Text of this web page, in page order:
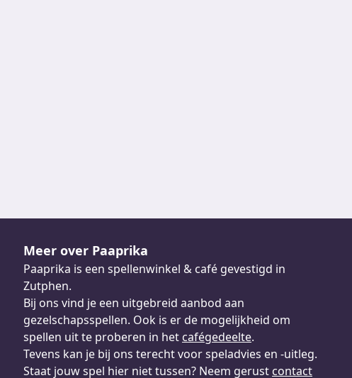
Meer over Paaprika
Paaprika is een spellenwinkel & café gevestigd in
Zutphen.
Bij ons vind je een uitgebreid aanbod aan
gezelschapsspellen. Ook is er de mogelijkheid om
spellen uit te proberen in het cafégedeelte.
Tevens kan je bij ons terecht voor speladvies en -uitleg.
Staat jouw spel hier niet tussen? Neem gerust contact